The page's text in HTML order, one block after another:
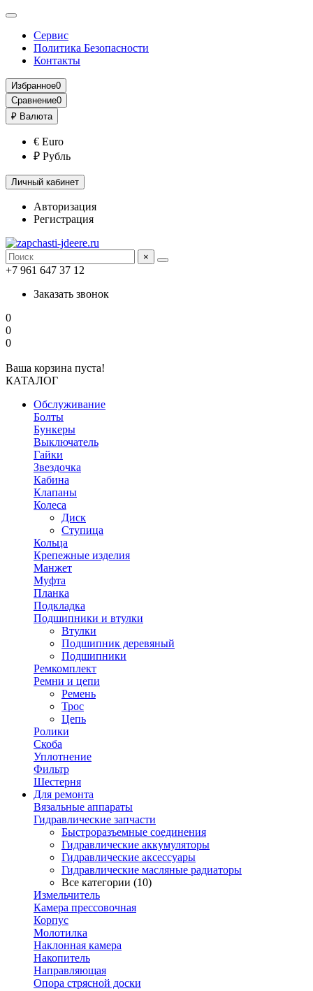
Сервис
Политика Безопасности
Контакты
Избранное0
Сравнение0
₽ Валюта
€ Euro
₽ Рубль
Личный кабинет
Авторизация
Регистрация
×
+7 961 647 37 12
Заказать звонок
0
0
0
Ваша корзина пуста!
КАТАЛОГ
Обслуживание
Болты
Бункеры
Выключатель
Гайки
Звездочка
Кабина
Клапаны
Колеса
Диск
Ступица
Кольца
Крепежные изделия
Манжет
Муфта
Планка
Подкладка
Подшипники и втулки
Втулки
Подшипник деревяный
Подшипники
Ремкомплект
Ремни и цепи
Ремень
Трос
Цепь
Ролики
Скоба
Уплотнение
Фильтр
Шестерня
Для ремонта
Вязальные аппараты
Гидравлические запчасти
Быстроразъемные соединения
Гидравлические аккумуляторы
Гидравлические аксессуары
Гидравлические масляные радиаторы
Все категории (10)
Измельчитель
Камера прессовочная
Корпус
Молотилка
Наклонная камера
Накопитель
Направляющая
Опора стрясной доски